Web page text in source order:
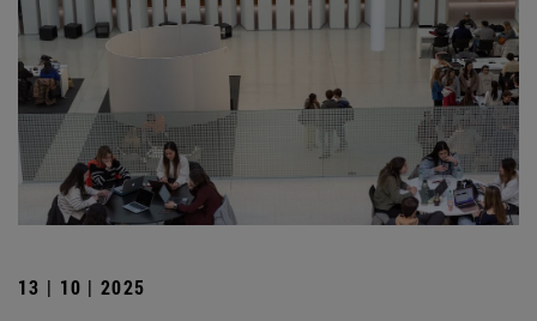
13 | 10 | 2025